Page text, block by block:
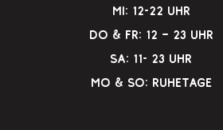
Mi: 12-22 Uhr
Do & Fr: 12 – 23 Uhr
Sa: 11- 23 Uhr
Mo & So: Ruhetage